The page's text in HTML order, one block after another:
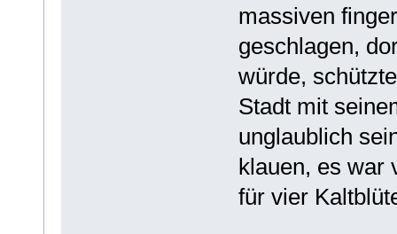
massiven
geschlagen,
würde,
Stadt mit
unglaublich
klauen, es war
für vier